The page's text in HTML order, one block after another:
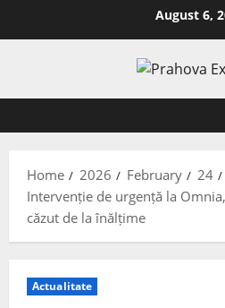
August 6,
Home 2026 February
24
Intervenție de urgență la
căzut de la înălțime
Actualitate